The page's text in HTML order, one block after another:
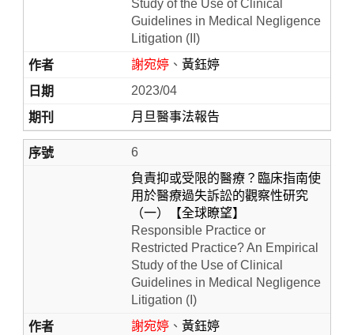
Study of the Use of Clinical
Guidelines in Medical Negligence
Litigation (II)
謝宛婷、 黃鈺婷
2023/04
月旦醫事法報告
6
負責抑或受限的醫療？臨床指南使
用於醫療過失訴訟的觀察性研究
（一）【全球瞭望】
Responsible Practice or
Restricted Practice? An Empirical
Study of the Use of Clinical
Guidelines in Medical Negligence
Litigation (I)
謝宛婷、 黃鈺婷